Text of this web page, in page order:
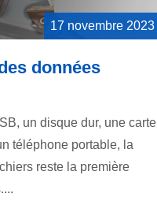
17 novembre 2023
données
un disque dur, une carte
téléphone portable, la
reste la première